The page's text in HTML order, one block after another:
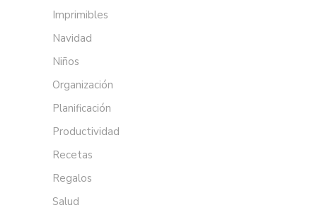
Imprimibles
Navidad
Niños
Organización
Planificación
Productividad
Recetas
Regalos
Salud